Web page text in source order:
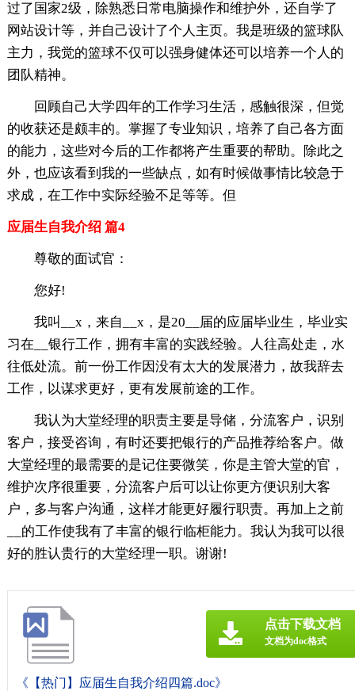
过了国家2级，除熟悉日常电脑操作和维护外，还自学了
网站设计等，并自己设计了个人主页。我是班级的篮球队
主力，我觉的篮球不仅可以强身健体还可以培养一个人的
团队精神。
回顾自己大学四年的工作学习生活，感触很深，但觉
的收获还是颇丰的。掌握了专业知识，培养了自己各方面
的能力，这些对今后的工作都将产生重要的帮助。除此之
外，也应该看到我的一些缺点，如有时候做事情比较急于
求成，在工作中实际经验不足等等。但
应届生自我介绍 篇4
尊敬的面试官：
您好!
我叫__x，来自__x，是20__届的应届毕业生，毕业实
习在__银行工作，拥有丰富的实践经验。人往高处走，水
往低处流。前一份工作因没有太大的发展潜力，故我辞去
工作，以谋求更好，更有发展前途的工作。
我认为大堂经理的职责主要是导储，分流客户，识别
客户，接受咨询，有时还要把银行的产品推荐给客户。做
大堂经理的最需要的是记住要微笑，你是主管大堂的官，
维护次序很重要，分流客户后可以让你更方便识别大客
户，多与客户沟通，这样才能更好履行职责。再加上之前
__的工作使我有了丰富的银行临柜能力。我认为我可以很
好的胜认贵行的大堂经理一职。谢谢!
《【热门】应届生自我介绍四篇.doc》
点击下载文档
文档为doc格式